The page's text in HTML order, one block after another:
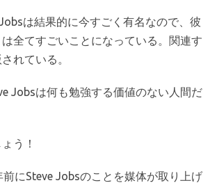
は結果的に今すごく有名なので、彼
全てすごいことになっている。関連す
れている。
Jobsは何も勉強する価値のない人間だ
う！
前にSteve Jobsのことを媒体が取り上げ